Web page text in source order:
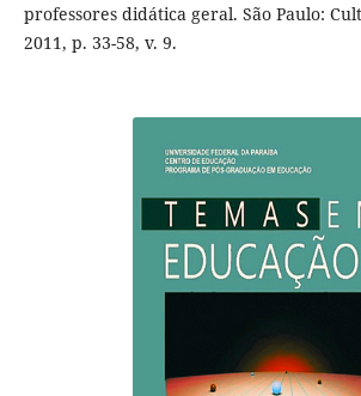
professores didática geral. São Paulo:
2011, p. 33-58, v. 9.